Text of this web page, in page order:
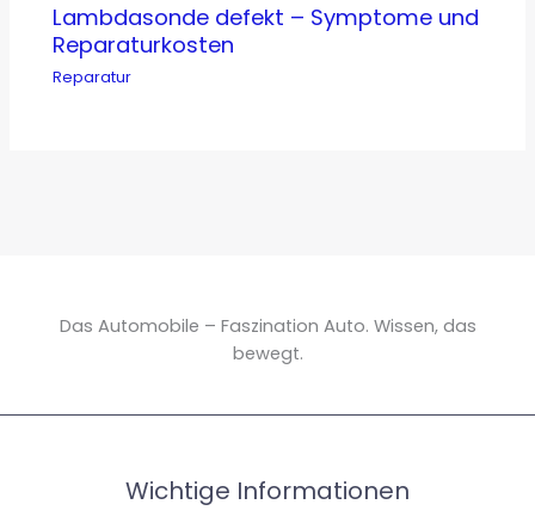
Lambdasonde defekt – Symptome und
Reparaturkosten
Reparatur
Das Automobile – Faszination Auto. Wissen, das
bewegt.
Wichtige Informationen